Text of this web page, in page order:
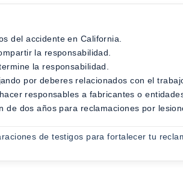
del accidente en California.
la responsabilidad.
la responsabilidad.
por deberes relacionados con el
responsables a fabricantes o
de dos años para reclamaciones por
de testigos para fortalecer tu